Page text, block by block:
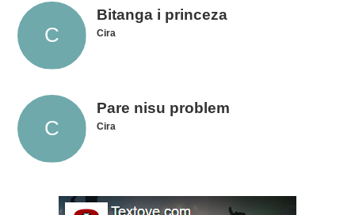
Bitanga i princeza
Cira
Pare nisu problem
Cira